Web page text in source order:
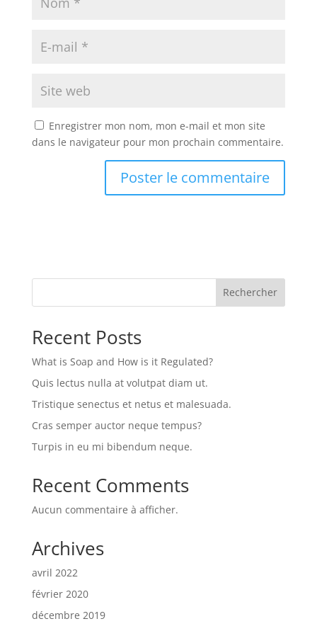
Enregistrer mon nom, mon e-mail et mon site
dans le navigateur pour mon prochain commentaire.
Rechercher
Recent Posts
What is Soap and How is it Regulated?
Quis lectus nulla at volutpat diam ut.
Tristique senectus et netus et malesuada.
Cras semper auctor neque tempus?
Turpis in eu mi bibendum neque.
Recent Comments
Aucun commentaire à afficher.
Archives
avril 2022
février 2020
décembre 2019